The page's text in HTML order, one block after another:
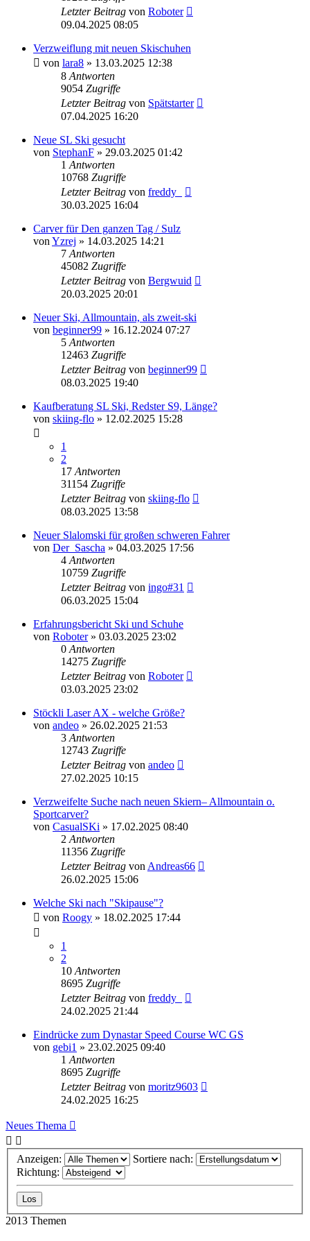
Letzter Beitrag von Roboter
09.04.2025 08:05
Verzweiflung mit neuen Skischuhen
von lara8 » 13.03.2025 12:38
8 Antworten
9054 Zugriffe
Letzter Beitrag von Spätstarter
07.04.2025 16:20
Neue SL Ski gesucht
von StephanF » 29.03.2025 01:42
1 Antworten
10768 Zugriffe
Letzter Beitrag von freddy_
30.03.2025 16:04
Carver für Den ganzen Tag / Sulz
von Yzrej » 14.03.2025 14:21
7 Antworten
45082 Zugriffe
Letzter Beitrag von Bergwuid
20.03.2025 20:01
Neuer Ski, Allmountain, als zweit-ski
von beginner99 » 16.12.2024 07:27
5 Antworten
12463 Zugriffe
Letzter Beitrag von beginner99
08.03.2025 19:40
Kaufberatung SL Ski, Redster S9, Länge?
von skiing-flo » 12.02.2025 15:28
1
2
17 Antworten
31154 Zugriffe
Letzter Beitrag von skiing-flo
08.03.2025 13:58
Neuer Slalomski für großen schweren Fahrer
von Der_Sascha » 04.03.2025 17:56
4 Antworten
10759 Zugriffe
Letzter Beitrag von ingo#31
06.03.2025 15:04
Erfahrungsbericht Ski und Schuhe
von Roboter» 03.03.2025 23:02
0 Antworten
14275 Zugriffe
Letzter Beitrag von Roboter
03.03.2025 23:02
Stöckli Laser AX - welche Größe?
von andeo » 26.02.2025 21:53
3 Antworten
12743 Zugriffe
Letzter Beitrag von andeo
27.02.2025 10:15
Verzweifelte Suche nach neuen Skiern– Allmountain o.
Sportcarver?
von CasualSKi » 17.02.2025 08:40
2 Antworten
11356 Zugriffe
Letzter Beitrag von Andreas66
26.02.2025 15:06
Welche Ski nach "Skipause"?
von Roogy » 18.02.2025 17:44
1
2
10 Antworten
8695 Zugriffe
Letzter Beitrag von freddy_
24.02.2025 21:44
Eindrücke zum Dynastar Speed Course WC GS
von gebi1 » 23.02.2025 09:40
1 Antworten
8695 Zugriffe
Letzter Beitrag von moritz9603
24.02.2025 16:25
Neues Thema
Anzeigen:
Sortiere nach:
Richtung:
2013 Themen